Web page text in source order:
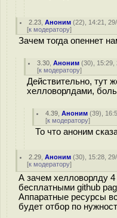
2.23 ,Аноним (22), 14:21,
[к модератору]
Зачем тогда опеннет
3.30 ,Аноним (30), 15:29,
[к модератору]
Действительно, тут
хелловорлдами,
4.39 ,Аноним (39),
[к модератору]
То что аноним
2.29 ,Аноним (30), 15:28,
[к модератору]
А зачем хелловорлду
бесплатными github
Аппаратные ресурсы
будет отбор по